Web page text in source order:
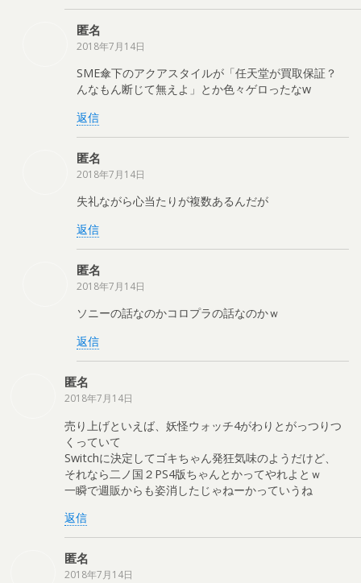
匿名
2018年7月14日
SME傘下のアクアスタイルが「任天堂が買取保証？
んなもん断じて無えよ」とか色々ゲロったなw
返信
匿名
2018年7月14日
失礼ながら心当たりが複数あるんだが
返信
匿名
2018年7月14日
ソニーの話なのかコロプラの話なのかｗ
返信
匿名
2018年7月14日
売り上げといえば、妖怪ウォッチ4がわりとがっつりつ
くっていて
Switchに決定してゴキちゃん発狂気味のようだけど、
それなら二ノ国２PS4版ちゃんとかってやれよとｗ
一瞬で週販からも姿消したじゃねーかっていうね
返信
匿名
2018年7月14日